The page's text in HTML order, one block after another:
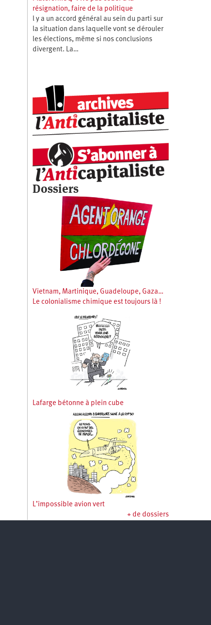
résignation, faire de la politique
l y a un accord général au sein du parti sur
la situation dans laquelle vont se dérouler
les élections, même si nos conclusions
divergent. La…
Dossiers
Vietnam, Martinique, Guadeloupe, Gaza…
Le colonialisme chimique est toujours là !
Lafarge bétonne à plein cube
L’impossible avion vert
+ de dossiers